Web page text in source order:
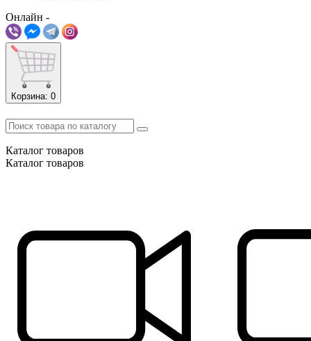
Онлайн -
Корзина: 0
Каталог товаров
Каталог товаров